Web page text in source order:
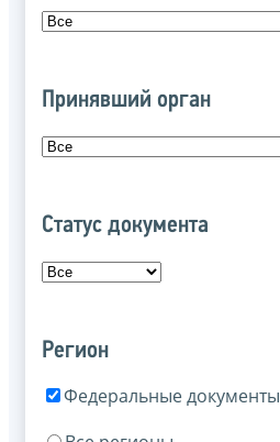
Принявший орган
Статус документа
Регион
Федеральные документы